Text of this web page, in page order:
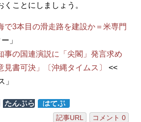
ことにしましょう。
で3本目の滑走路を建設か＝米専門
」
事の国連演説に「尖閣」発言求め
書可決」〔沖縄タイムス〕
<<
」
記事URL
コメント 0